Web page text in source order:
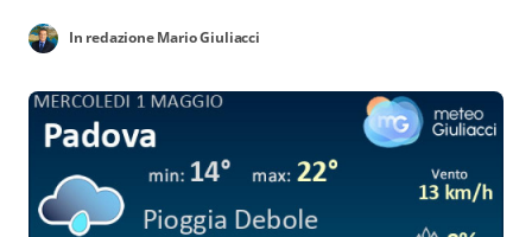
In redazione Mario Giuliacci